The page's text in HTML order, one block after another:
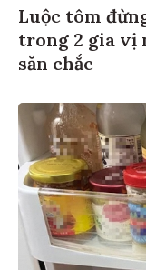
Luộc tôm
trong 2 gia vị
săn chắc